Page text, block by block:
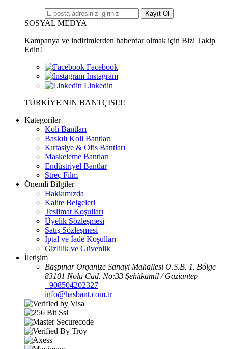
Kayıt Ol
SOSYAL MEDYA
Kampanya ve indirimlerden haberdar olmak için Bizi Takip
Edin!
TÜRKİYE'NİN BANTÇISI!!!
Kategoriler
Koli Bantları
Baskılı Koli Bantları
Kırtasiye & Ofis Bantları
Maskeleme Bantları
Endüstriyel Bantlar
Streç Film
Önemli Bilgiler
Hakkımızda
Kalite Belgeleri
Teslimat Koşulları
Üyelik Sözleşmesi
Satış Sözleşmesi
İptal ve İade Koşulları
Gizlilik ve Güvenlik
İletişim
Başpınar Organize Sanayi Mahallesi O.S.B. 1. Bölge
83101 Nolu Cad. No:33 Şehitkamil / Gaziantep
+908504202327
info@hasbant.com.tr